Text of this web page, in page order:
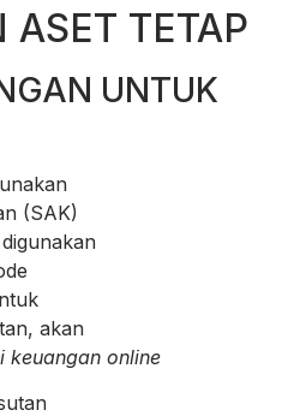
TETAP
UNTUK
(SAK)
akan
keuangan online